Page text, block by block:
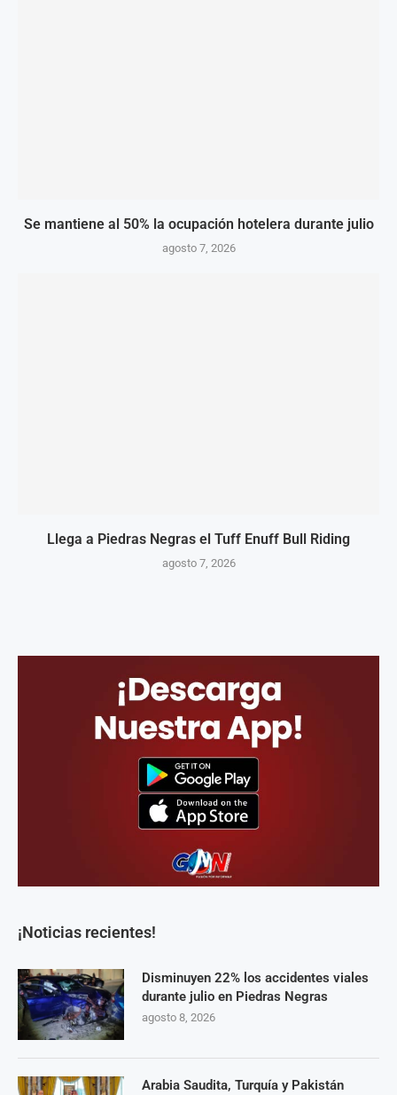
Se mantiene al 50% la ocupación hotelera durante julio
agosto 7, 2026
Llega a Piedras Negras el Tuff Enuff Bull Riding
agosto 7, 2026
¡Noticias recientes!
Disminuyen 22% los accidentes viales
durante julio en Piedras Negras
agosto 8, 2026
Arabia Saudita, Turquía y Pakistán